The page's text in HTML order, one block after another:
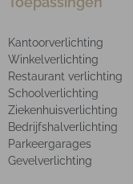
Kantoorverlichting
Winkelverlichting
Restaurant verlichting
Schoolverlichting
Ziekenhuisverlichting
Bedrijfshalverlichting
Parkeergarages
Gevelverlichting